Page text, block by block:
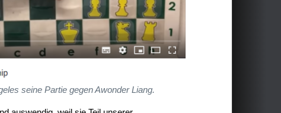
seine Partie gegen Awonder Liang.